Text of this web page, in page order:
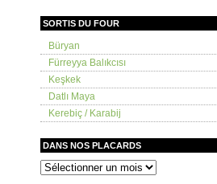
SORTIS DU FOUR
Büryan
Fürreyya Balıkcısı
Keşkek
Datlı Maya
Kerebiç / Karabij
DANS NOS PLACARDS
dans
nos